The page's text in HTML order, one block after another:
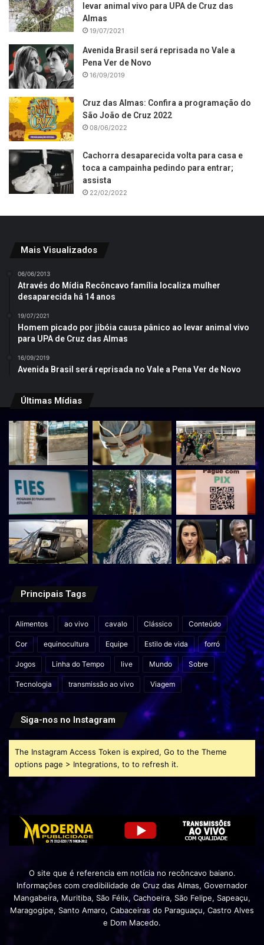
levar animal vivo para UPA de Cruz das
Almas
19/07/2021
Avenida Brasil será reprisada no Vale a
Pena Ver de Novo
16/09/2019
Cruz das Almas: Confira a programação do
São João de Cruz 2022
08/06/2022
Cachorra desaparecida volta para casa e
toca a campainha pedindo para entrar;
assista
22/02/2022
Mais Visualizados
06/06/2013
Através do Mídia Recôncavo família localiza mulher
desaparecida há 14 anos
19/07/2021
Homem picado por jibóia causa pânico ao levar animal vivo
para UPA de Cruz das Almas
16/09/2019
Avenida Brasil será reprisada no Vale a Pena Ver de Novo
Últimas Mídias
Principais Tags
Alimentos ao vivo cavalo Clássico Conteúdo
Cor equinocultura Equipe Estilo de vida forró
Jogos Linha do Tempo live Mundo Sobre
Tecnologia transmissão ao vivo Viagem
Siga-nos no Instagram
The Instagram Access Token is expired, Go to the Theme
options page > Integrations, to to refresh it.
O site que é referencia em notícia no recôncavo baiano.
Informações com credibilidade de Cruz das Almas, Governador
Mangabeira, Muritiba, São Félix, Cachoeira, São Felipe, Sapeaçu,
Maragogipe, Santo Amaro, Cabaceiras do Paraguaçu, Castro Alves
e Dom Macedo.